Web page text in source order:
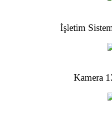
İşletim
Kamera